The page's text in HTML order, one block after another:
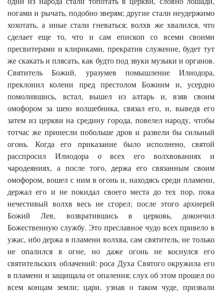
ногами и рычать, подобно зверям; другие стали неудержимо
хохотать, а иные стали гневаться; волхв же хвалился, что
сделает еще то, что и сам епископ со всеми своими
пресвитерами и клириками, прекратив служение, будет тут
же скакать и плясать, как будто под звуки музыки и органов.
Святитель Божий, уразумев помышление Илиодора,
преклонил колени пред престолом Божиим и, усердно
помолившись, встал, вышел из алтарь и, взяв своим
омофором за шею волшебника, связал его, и, вы­ведя его
затем из церкви на средину города, повелел народу, чтобы
тотчас же принесли побольше дров и развели бы сильный
огонь. Когда его приказание было исполнено, святой
расспросил Илиодора о всех его волхвованиях и
чародеяниях, а после того, держа его связанным своим
омофором, вошел с ним в огонь и, находясь среди пламени,
держал его и не покидал своего места до тех пор, пока
нечестивый волхв весь не сгорел; после этого архиерей
Божий Лев, возвратившись в церковь, докончил
Божественную службу. Это преславное чудо всех привело в
ужас, ибо держа в пламени волхва, сам святитель, не только
не опалился в огне, но даже огонь не коснулся его
святительских облачений: роса Духа Святого окружила его
в пламени и защищала от опаления; слух об этом прошел по
всем концам земли; цари, узнав о таком чуде, призвали